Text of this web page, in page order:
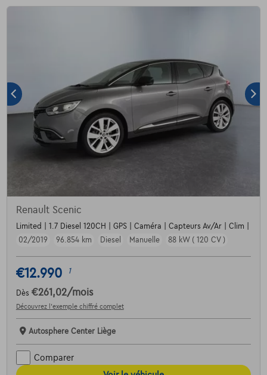
Renault Scenic
Limited | 1.7 Diesel 120CH | GPS | Caméra | Capteurs Av/Ar | Clim |
02/2019
96.854 km Diesel Manuelle 88 kW ( 120 CV )
€12.990 1
Dès €261,02/mois
Découvrez l’exemple chiffré complet
Autosphere Center Liège
Comparer